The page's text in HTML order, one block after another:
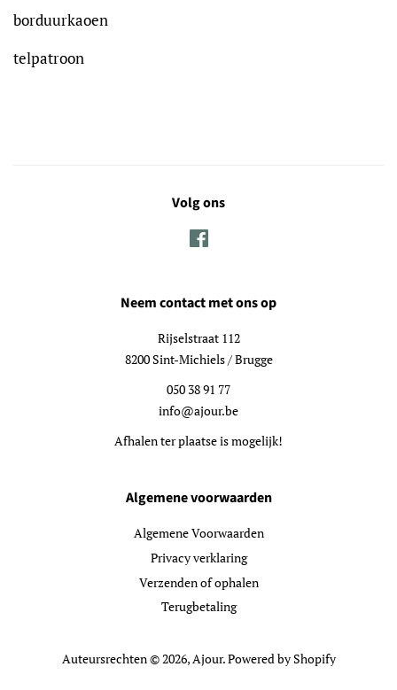
borduurkaoen
telpatroon
Volg ons
Neem contact met ons op
Rijselstraat 112
8200 Sint-Michiels / Brugge
050 38 91 77
info@ajour.be
Afhalen ter plaatse is mogelijk!
Algemene voorwaarden
Algemene Voorwaarden
Privacy verklaring
Verzenden of ophalen
Terugbetaling
Auteursrechten © 2026, Ajour. Powered by Shopify